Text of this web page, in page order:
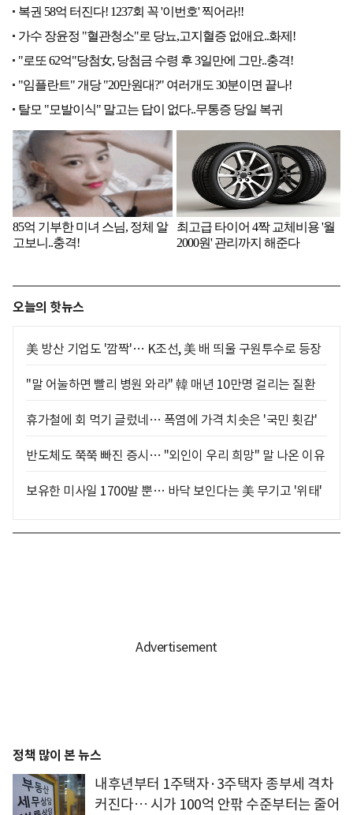
오늘의 핫뉴스
美 방산 기업도 '깜짝'… K조선, 美 배 띄울 구원투수로 등장
"말 어눌하면 빨리 병원 와라" 韓 매년 10만명 걸리는 질환
휴가철에 회 먹기 글렀네… 폭염에 가격 치솟은 '국민 횟감'
반도체도 쭉쭉 빠진 증시… "외인이 우리 희망" 말 나온 이유
보유한 미사일 1700발 뿐… 바닥 보인다는 美 무기고 '위태'
정책 많이 본 뉴스
내후년부터 1주택자·3주택자 종부세 격차
커진다… 시가 100억 안팎 수준부터는 줄어